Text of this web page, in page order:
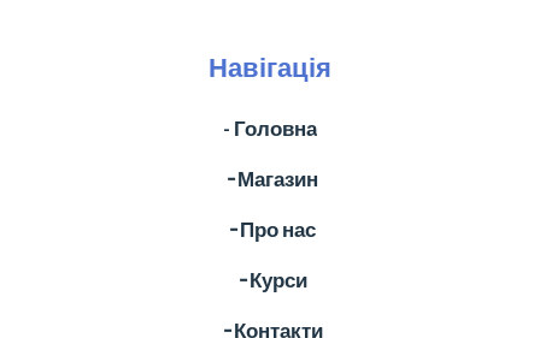
Навігація
- Головна
╶ Магазин
╶ Про нас
╶ Курси
╶ Контакти